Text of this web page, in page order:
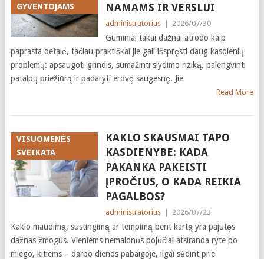
GYVENTOJAMS
NAMAMS IR VERSLUI
administratorius 2026/07/30
Guminiai takai dažnai atrodo kaip
paprasta detalė, tačiau praktiškai jie gali išspręsti daug kasdienių
problemų: apsaugoti grindis, sumažinti slydimo riziką, palengvinti
patalpų priežiūrą ir padaryti erdvę saugesnę. Jie
Read More
VISUOMENĖS
SVEIKATA
KAKLO SKAUSMAI TAPO
KASDIENYBE: KADA
PAKANKA PAKEISTI
ĮPROČIUS, O KADA REIKIA
PAGALBOS?
administratorius 2026/07/23
Kaklo maudimą, sustingimą ar tempimą bent kartą yra pajutęs
dažnas žmogus. Vieniems nemalonūs pojūčiai atsiranda ryte po
miego, kitiems – darbo dienos pabaigoje, ilgai sėdint prie